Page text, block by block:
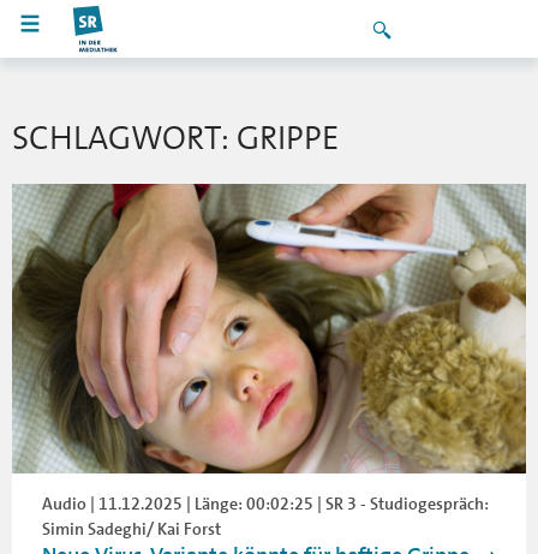
SCHLAGWORT: GRIPPE
Audio | 11.12.2025 | Länge: 00:02:25 | SR 3 - Studiogespräch:
Simin Sadeghi/ Kai Forst